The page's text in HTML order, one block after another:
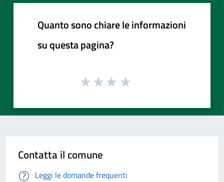
Quanto sono chiare le informazioni
su questa pagina?
Contatta il comune
Leggi le domande frequenti